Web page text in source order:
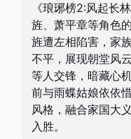
《琅琊榜2:风起长
旌、萧平章等角色
旌遭左相陷害，家
不平，展现朝堂风
等人交锋，暗藏心
前与雨蝶姑娘依依
风格，融合家国大
入胜。